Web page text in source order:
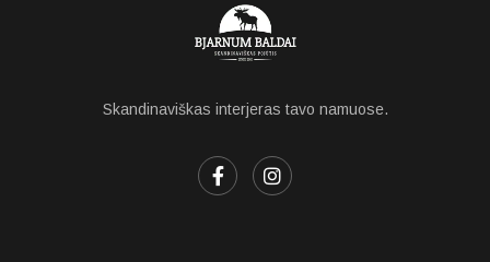
Skandinaviškas interjeras tavo namuose.